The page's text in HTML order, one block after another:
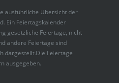
ausführliche Übersicht der
Ein Feiertagskalender
gesetzliche Feiertage, nicht
andere Feiertage sind
dargestellt.Die Feiertage
ausgegeben.